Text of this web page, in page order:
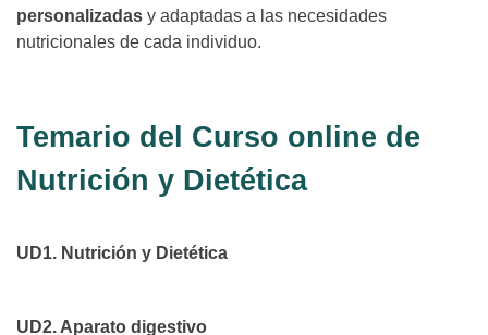
personalizadas y adaptadas a las necesidades
nutricionales de cada individuo.
Temario del Curso online de
Nutrición y Dietética
UD1. Nutrición y Dietética
UD2. Aparato digestivo